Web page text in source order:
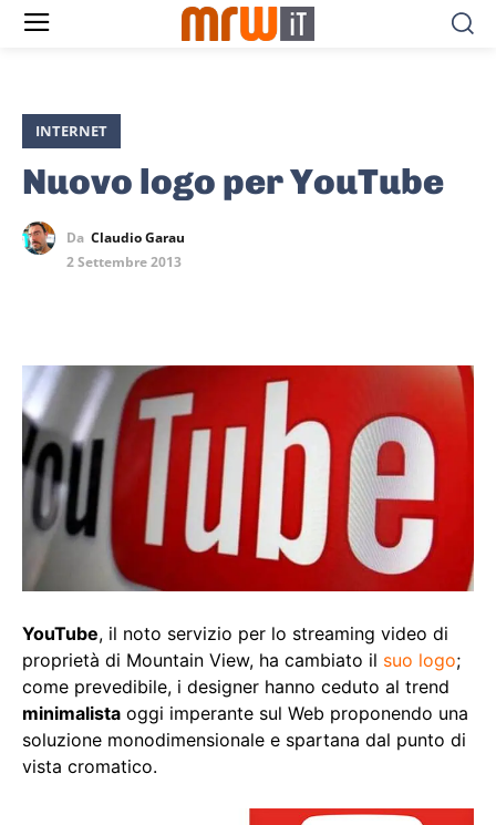
INTERNET
Nuovo logo per YouTube
Da Claudio Garau
2 Settembre 2013
YouTube, il noto servizio per lo streaming video di
proprietà di Mountain View, ha cambiato il suo logo;
come prevedibile, i designer hanno ceduto al trend
minimalista oggi imperante sul Web proponendo una
soluzione monodimensionale e spartana dal punto di
vista cromatico.